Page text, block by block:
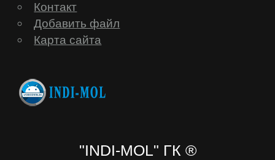
Контакт
Добавить файл
Карта сайта
"INDI-MOL" ГК ®